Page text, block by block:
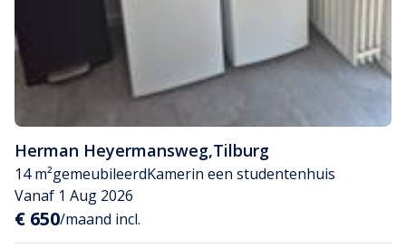
Herman Heyermansweg,Tilburg
14 m²gemeubileerdKamerin een studentenhuis
Vanaf 1 Aug 2026
€ 650/maand incl.